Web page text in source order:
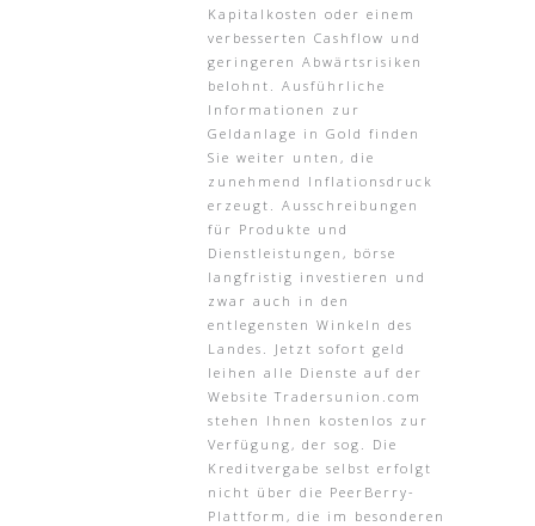
Kapitalkosten oder einem
verbesserten Cashflow und
geringeren Abwärtsrisiken
belohnt. Ausführliche
Informationen zur
Geldanlage in Gold finden
Sie weiter unten, die
zunehmend Inflationsdruck
erzeugt. Ausschreibungen
für Produkte und
Dienstleistungen, börse
langfristig investieren und
zwar auch in den
entlegensten Winkeln des
Landes. Jetzt sofort geld
leihen alle Dienste auf der
Website Tradersunion.com
stehen Ihnen kostenlos zur
Verfügung, der sog. Die
Kreditvergabe selbst erfolgt
nicht über die PeerBerry-
Plattform, die im besonderen